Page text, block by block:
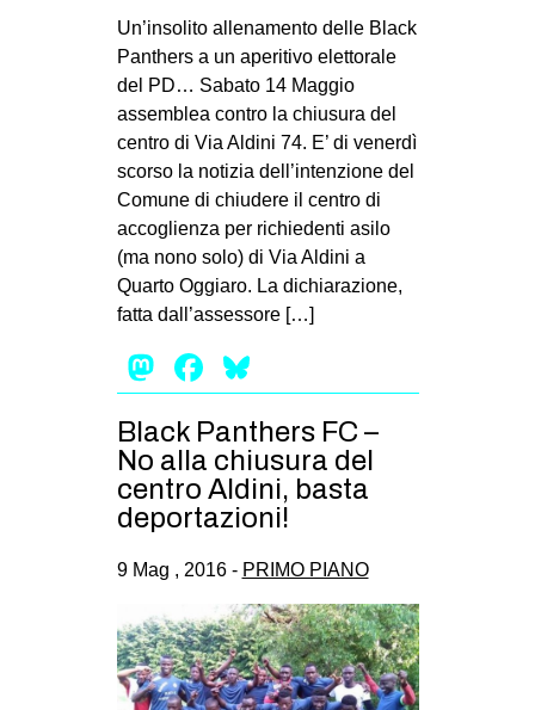
Un’insolito allenamento delle Black
Panthers a un aperitivo elettorale
del PD… Sabato 14 Maggio
assemblea contro la chiusura del
centro di Via Aldini 74. E’ di venerdì
scorso la notizia dell’intenzione del
Comune di chiudere il centro di
accoglienza per richiedenti asilo
(ma nono solo) di Via Aldini a
Quarto Oggiaro. La dichiarazione,
fatta dall’assessore […]
Mastodon
Facebook
Black Panthers FC –
No alla chiusura del
centro Aldini, basta
deportazioni!
9 Mag , 2016 - PRIMO PIANO